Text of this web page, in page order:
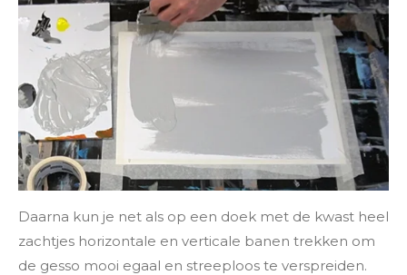
Daarna kun je net als op een doek met de kwast heel
zachtjes horizontale en verticale banen trekken om
de gesso mooi egaal en streeploos te verspreiden.